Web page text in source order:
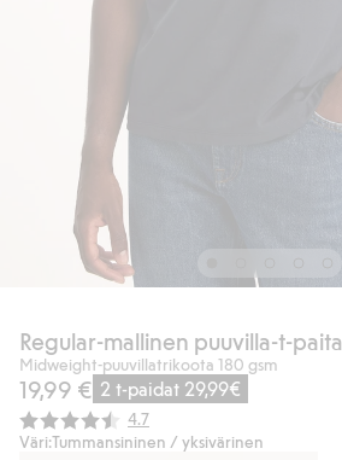
Regular-mallinen puuvilla-t-paita
Midweight-puuvillatrikoota 180 gsm
19,99 € 2 t-paidat 29,99€
Keskimääräinen luokitus:
4.7
Väri:Tummansininen / yksivärinen